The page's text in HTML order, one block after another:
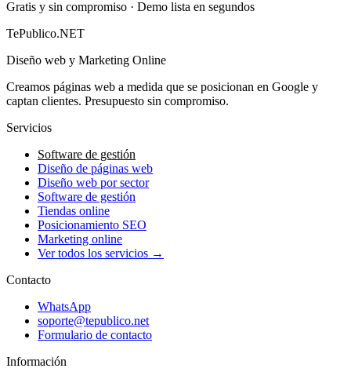
Gratis y sin compromiso · Demo lista en segundos
TePublico.NET
Diseño web y Marketing Online
Creamos páginas web a medida que se posicionan en Google y
captan clientes. Presupuesto sin compromiso.
Servicios
Software de gestión
Diseño de páginas web
Diseño web por sector
Software de gestión
Tiendas online
Posicionamiento SEO
Marketing online
Ver todos los servicios →
Contacto
WhatsApp
soporte@tepublico.net
Formulario de contacto
Información